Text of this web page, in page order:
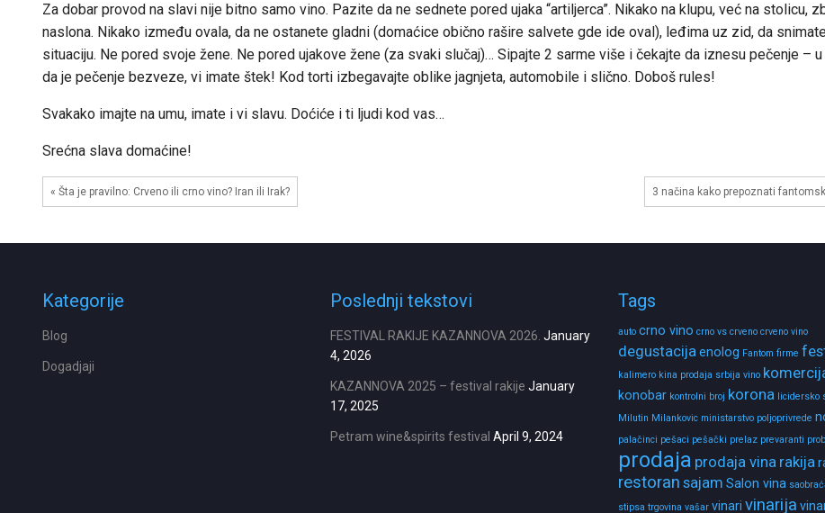
Za dobar provod na slavi nije bitno samo vino. Pazite da ne sednete pored ujaka “artiljerca”. Nikako na klupu, već na stolicu,
naslona. Nikako između ovala, da ne ostanete gladni (domaćice obično rašire salvete gde ide oval), leđima uz zid, da
situaciju. Ne pored svoje žene. Ne pored ujakove žene (za svaki slučaj)… Sipajte 2 sarme više i čekajte da iznesu pečenje –
da je pečenje bezveze, vi imate štek! Kod torti izbegavajte oblike jagnjeta, automobile i slično. Doboš rules!
Svakako imajte na umu, imate i vi slavu. Doćiće i ti ljudi kod vas…
Srećna slava domaćine!
« Šta je pravilno: Crveno ili crno vino? Iran ili Irak? 3 načina kako prepoznati
Kategorije
Blog
Dogadjaji
Poslednji tekstovi
FESTIVAL RAKIJE KAZANNOVA 2026. January
4, 2026
KAZANNOVA 2025 – festival rakije January
17, 2025
Petram wine&spirits festival April 9, 2024
Tags
auto crno vino crno vs crveno crveno vino
degustacijaenolog Fantom firme
kalimero kina prodaja srbija vino
konobar kontrolni broj korona licidersko
Milutin Milankovic ministarstvo poljoprivrede
palačinci pešaci pešački prelaz prevaranti
prodaja prodaja vina rakija
restoran sajam Salon vina
stipsa trgovina vašar vinari vinarija